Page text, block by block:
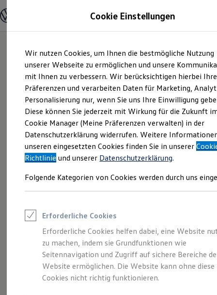
Hauptinhalt
springen
Footer
springen
Modelle und Konfigurator
Modelle vergleichen
Elektroautos
ENERGY Sondermodelle
Nutzfahrzeuge
SUV und CUV
Familienautos
Kombis
Kompaktwagen
Sportwagen
Schnell verfügbare Fahrzeuge
Angebote und Produkte
Aktuelle Angebote
E-Auto-Förderung
Volkswagen Marktplatz
Junge Gebrauchtwagen und Gebrauchtwagen
Saisonangebote
Leasing
Leasing-Angebote
Gebrauchtwagen Leasing
Junge Gebrauchtwagen-Leasing
Elektroauto Leasing
Kleinwagen-Leasing
Leasing ohne Anzahlung
Die ENERGY
Sondermodelle
Cookie Einstellungen
Wir nutzen Cookies, um Ihnen die bestmögliche Nutzung
unserer Webseite zu ermöglichen und unsere
mit Ihnen zu verbessern. Wir berücksichtigen hierbei Ihre
Präferenzen und verarbeiten Daten für Marketing,
Personalisierung nur, wenn Sie uns Ihre Einwilligung
Diese können Sie jederzeit mit Wirkung für die Zukunft
Cookie Manager (Meine Präferenzen verwalten) in der
Datenschutzerklärung widerrufen. Weitere
unseren eingesetzten Cookies finden Sie in unserer
Richtlinie und unserer Datenschutzerklärung.
Folgende Kategorien von Cookies werden durch uns
Erforderliche Cookies
Erforderliche Cookies helfen dabei, eine Website
zu machen, indem sie Grundfunktionen wie
Seitennavigation und Zugriff auf sichere Bereiche
Website ermöglichen. Die Website kann ohne diese
Cookies nicht richtig funktionieren.